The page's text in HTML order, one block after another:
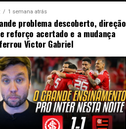
1 semana atrás
problema descoberto, direção
reforço acertado e a mudança
Victor Gabriel